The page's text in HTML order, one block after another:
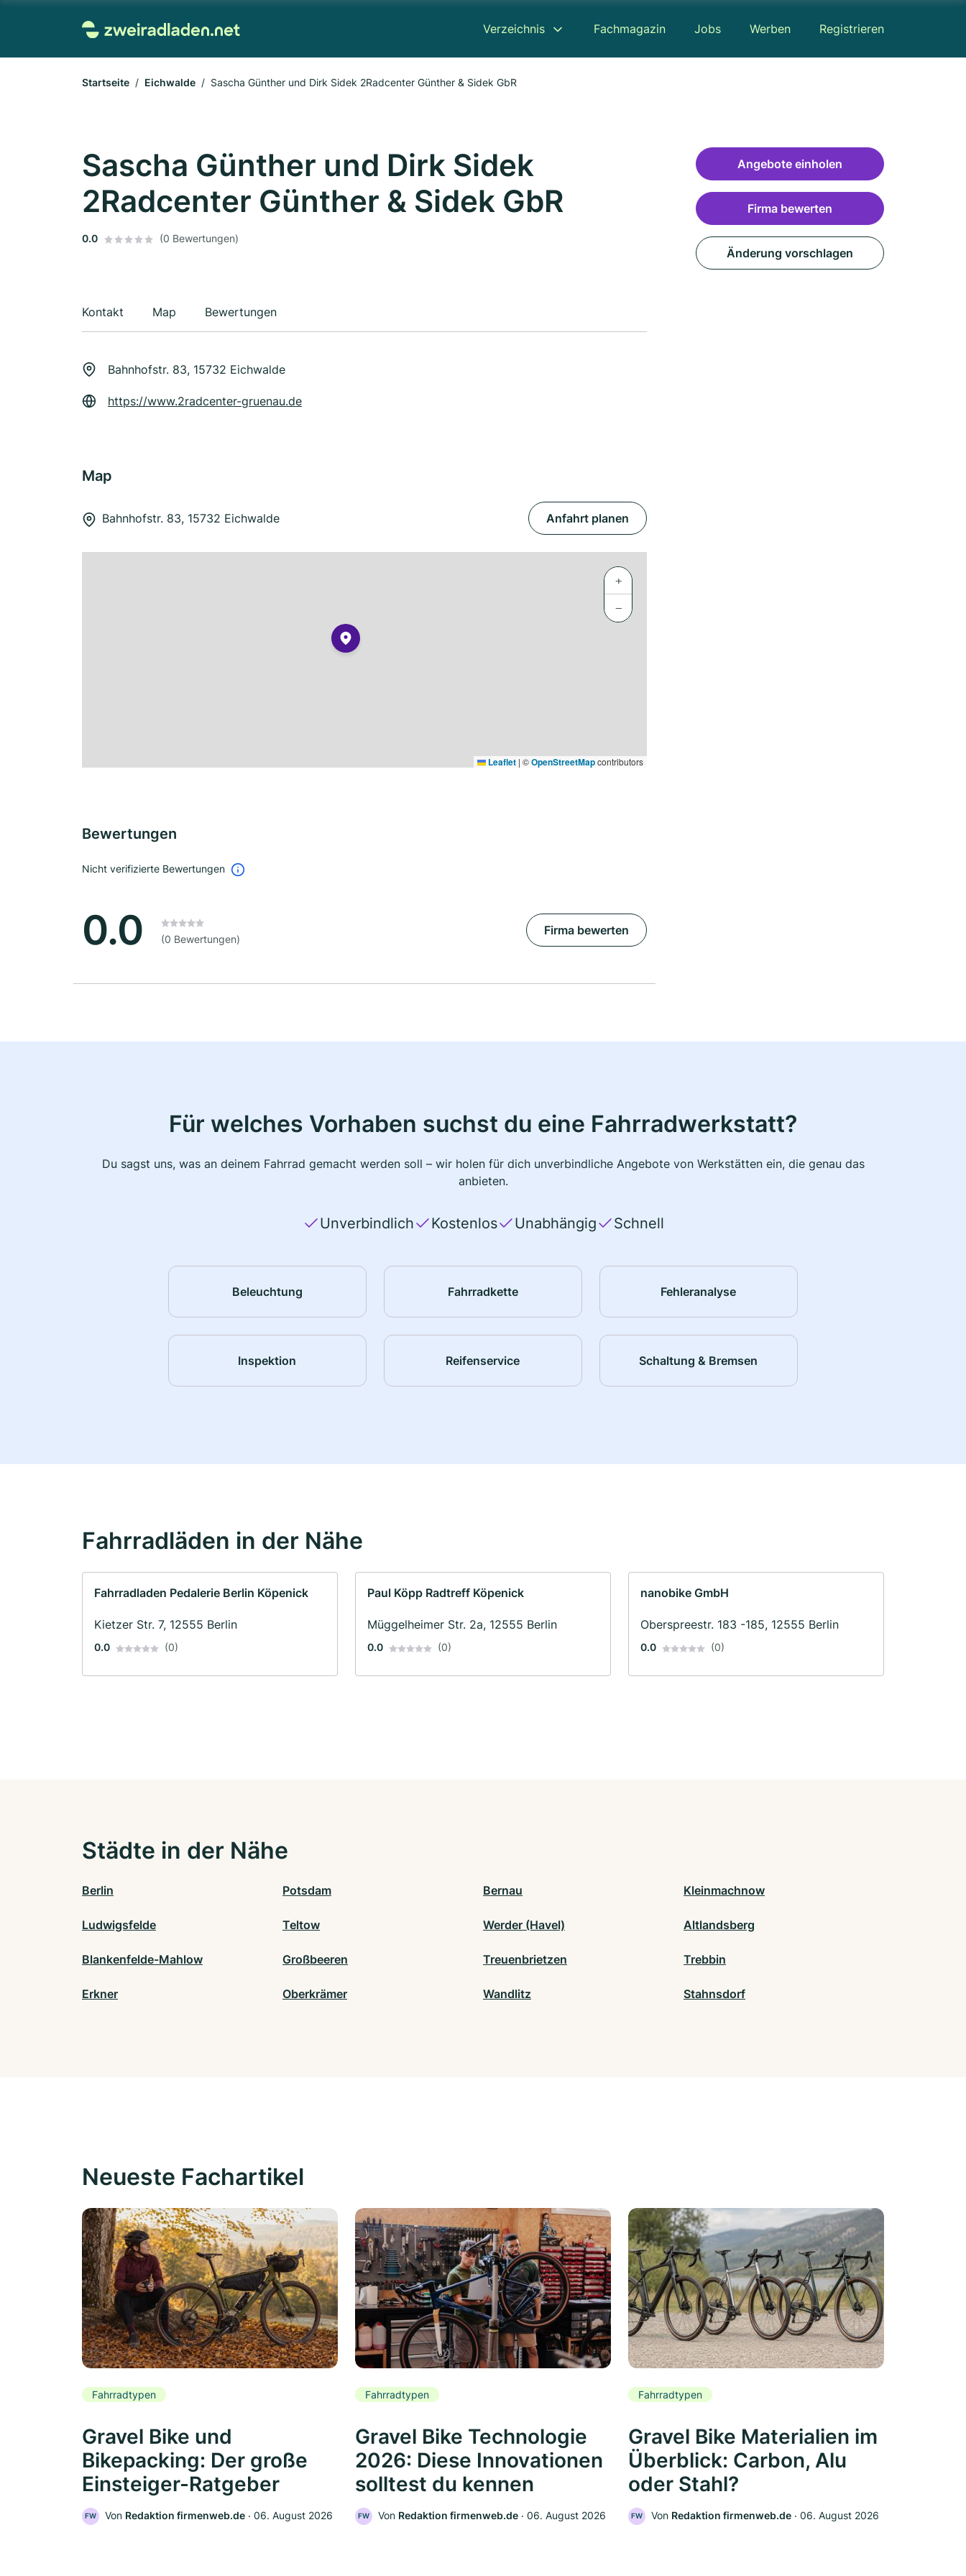
Verzeichnis Fachmagazin Jobs Werben Registrieren
Startseite Eichwalde Sascha Günther und Dirk Sidek 2Radcenter Günther & Sidek GbR
Sascha Günther und Dirk Sidek
2Radcenter Günther & Sidek GbR
0.0 (0 Bewertungen)
Kontakt Map Bewertungen
Bahnhofstr. 83, 15732 Eichwalde
https://www.2radcenter-gruenau.de
Map
Bahnhofstr. 83, 15732 Eichwalde Anfahrt planen
+
−
Leaflet | ©OpenStreetMapcontributors
Bewertungen
Nicht verifizierte Bewertungen
0.0 (0 Bewertungen)
Firma bewerten
Angebote einholen
Firma bewerten
Änderung vorschlagen
Für welches Vorhaben suchst du eine Fahrradwerkstatt?
Du sagst uns, was an deinem Fahrrad gemacht werden soll – wir holen für dich unverbindliche Angebote von Werkstätten ein, die genau das
anbieten.
Unverbindlich Kostenlos Unabhängig Schnell
Beleuchtung Fahrradkette Fehleranalyse
Inspektion Reifenservice Schaltung & Bremsen
Fahrradläden in der Nähe
Fahrradladen Pedalerie Berlin Köpenick
Kietzer Str. 7, 12555 Berlin
0.0 (0)
Paul Köpp Radtreff Köpenick
Müggelheimer Str. 2a, 12555 Berlin
0.0 (0)
nanobike GmbH
Oberspreestr. 183 -185, 12555 Berlin
0.0 (0)
Städte in der Nähe
Berlin Potsdam Bernau Kleinmachnow
Ludwigsfelde Teltow Werder (Havel) Altlandsberg
Blankenfelde-Mahlow Großbeeren Treuenbrietzen Trebbin
Erkner Oberkrämer Wandlitz Stahnsdorf
Neueste Fachartikel
Fahrradtypen
Gravel Bike und
Bikepacking: Der große
Einsteiger-Ratgeber
FW Von Redaktion firmenweb.de ‧ 06. August 2026
Fahrradtypen
Gravel Bike Technologie
2026: Diese Innovationen
solltest du kennen
FW Von Redaktion firmenweb.de ‧ 06. August 2026
Fahrradtypen
Gravel Bike Materialien im
Überblick: Carbon, Alu
oder Stahl?
FW Von Redaktion firmenweb.de ‧ 06. August 2026